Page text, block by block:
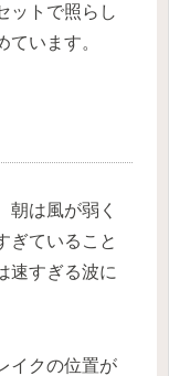
ットで照らし
います。
朝は風が弱く
ぎていること
速すぎる波に
イクの位置が